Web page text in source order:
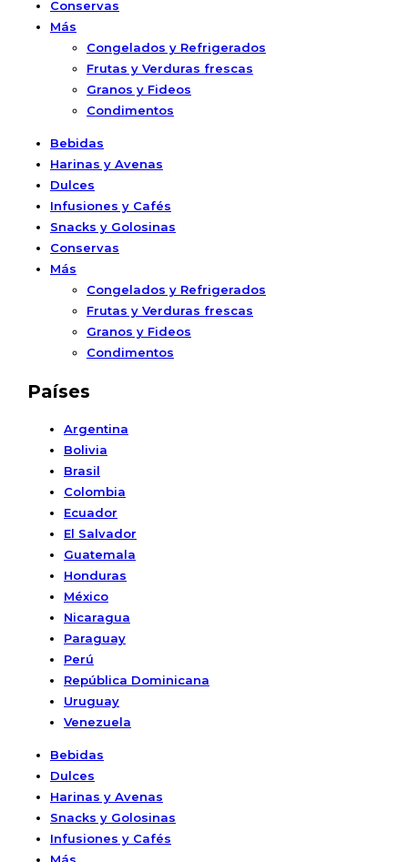
Conservas
Más
Congelados y Refrigerados
Frutas y Verduras frescas
Granos y Fideos
Condimentos
Bebidas
Harinas y Avenas
Dulces
Infusiones y Cafés
Snacks y Golosinas
Conservas
Más
Congelados y Refrigerados
Frutas y Verduras frescas
Granos y Fideos
Condimentos
Países
Argentina
Bolivia
Brasil
Colombia
Ecuador
El Salvador
Guatemala
Honduras
México
Nicaragua
Paraguay
Perú
República Dominicana
Uruguay
Venezuela
Bebidas
Dulces
Harinas y Avenas
Snacks y Golosinas
Infusiones y Cafés